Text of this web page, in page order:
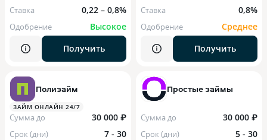
Ставка 0,22 – 0,8%
Одобрение
Высокое
Получить
Ставка 0,8%
Одобрение
Среднее
Получить
Полизайм
ЗАЙМ ОНЛАЙН 24/7
Сумма до 30 000 ₽
Срок (дни) 7 - 30
Простые займы
Сумма до 30 000 ₽
Срок (дни) 5 - 30